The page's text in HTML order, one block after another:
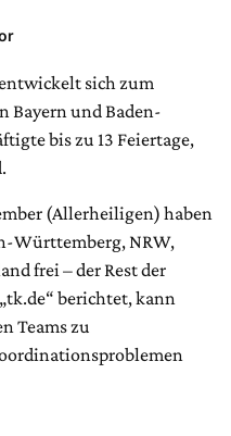
sich zum
Bayern und Baden-
bis zu 13 Feiertage,
(Allerheiligen) haben
Württemberg, NRW,
frei – der Rest der
berichtet, kann
Teams zu